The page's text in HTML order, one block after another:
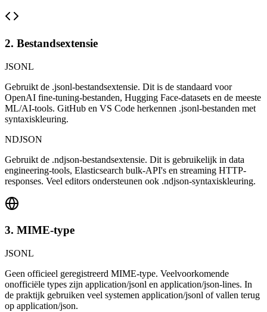
2. Bestandsextensie
JSONL
Gebruikt de .jsonl-bestandsextensie. Dit is de standaard voor
OpenAI fine-tuning-bestanden, Hugging Face-datasets en de meeste
ML/AI-tools. GitHub en VS Code herkennen .jsonl-bestanden met
syntaxiskleuring.
NDJSON
Gebruikt de .ndjson-bestandsextensie. Dit is gebruikelijk in data
engineering-tools, Elasticsearch bulk-API's en streaming HTTP-
responses. Veel editors ondersteunen ook .ndjson-syntaxiskleuring.
3. MIME-type
JSONL
Geen officieel geregistreerd MIME-type. Veelvoorkomende
onofficiële types zijn application/jsonl en application/json-lines. In
de praktijk gebruiken veel systemen application/jsonl of vallen terug
op application/json.